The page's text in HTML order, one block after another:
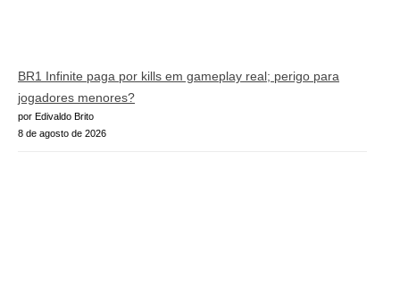
BR1 Infinite paga por kills em gameplay real; perigo para
jogadores menores?
por Edivaldo Brito
8 de agosto de 2026